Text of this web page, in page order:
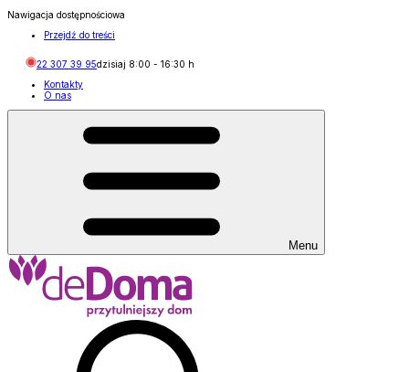
Nawigacja dostępnościowa
Przejdź do treści
22 307 39 95dzisiaj 8:00 - 16:30 h
Kontakty
O nas
Menu